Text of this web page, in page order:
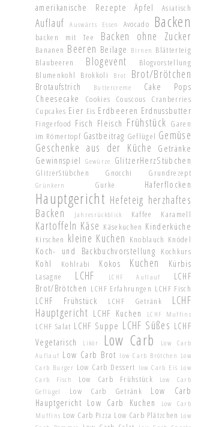
amerikanische Rezepte Äpfel Asiatisch
Auflauf Auswärts Essen Avocado Backen
backen mit Tee Backen ohne Zucker
Bananen Beeren Beilage Birnen Blätterteig
Blaubeeren
Blogevent
Blogvorstellung
Blumenkohl
Brokkoli Brot Brot/Brötchen
Brotaufstrich Buttercreme
Cake Pops
Cheesecake
Cookies Couscous
Cranberries
Cupcakes Eier Eis Erdbeeren Erdnussbutter
Fingerfood Fisch Fleisch Frühstück Garen
im Römertopf Gastbeitrag Geflügel Gemüse
Geschenke aus der Küche
Getränke
Gewinnspiel Gewürze GlitzerHerzStübchen
GlitzerStübchen Gnocchi Grundrezept
Grünkern Gurke Haferflocken
Hauptgericht Hefeteig herzhaftes
Backen
Jahresrückblick Kaffee Karamell
Kartoffeln Käse Käsekuchen Kinderküche
Kirschen kleine Kuchen Knoblauch Knödel
Koch- und Backbuchvorstellung Kochkurs
Kohl Kohlrabi Kokos Kuchen Kürbis
Lasagne LCHF LCHF Auflauf
LCHF
Brot/Brötchen LCHF Erfahrungen LCHF Fisch
LCHF Frühstück LCHF Getränk
LCHF
Hauptgericht LCHF Kuchen LCHF Muffins
LCHF Salat LCHF Suppe LCHF Süßes LCHF
Vegetarisch
Likör Low Carb
Low Carb
Auflauf Low Carb Brot low Carb Brötchen Low
Carb Burger Low Carb Dessert low Carb Eis Low
Carb Fisch
Low Carb Frühstück
Low Carb
Geflügel
Low Carb Getränk
Low Carb
Hauptgericht Low Carb Kuchen
Low Carb
Muffins Low Carb Pizza Low Carb Plätzchen Low